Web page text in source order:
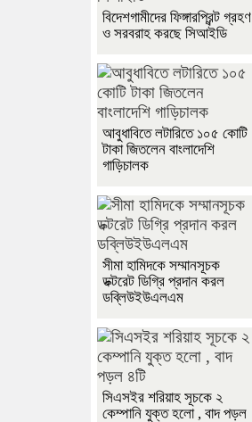
বিদেশগামীদের ফিঙ্গারপ্রিন্ট গ্রহণ
ও সরবরাহ করছে সিআইডি
আবুধাবিতে লটারিতে ১০৫ কোটি
টাকা জিতলেন বাংলাদেশি
গাড়িচালক
সীমা হামিদকে সম্মানসূচক
ডক্টরেট ডিগ্রি প্রদান করল
ডব্লিউইউএলএম
সিএসইর শরিয়াহ সূচকে ২
কেম্পানি যুক্ত হলো , বাদ পড়ল